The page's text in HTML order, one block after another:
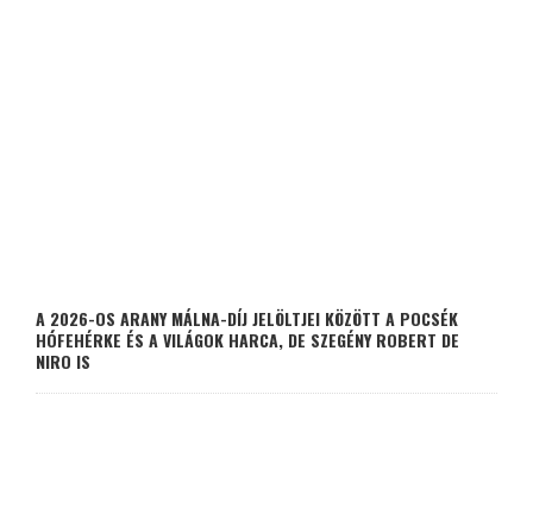
A 2026-OS ARANY MÁLNA-DÍJ JELÖLTJEI KÖZÖTT A POCSÉK
HÓFEHÉRKE ÉS A VILÁGOK HARCA, DE SZEGÉNY ROBERT DE
NIRO IS